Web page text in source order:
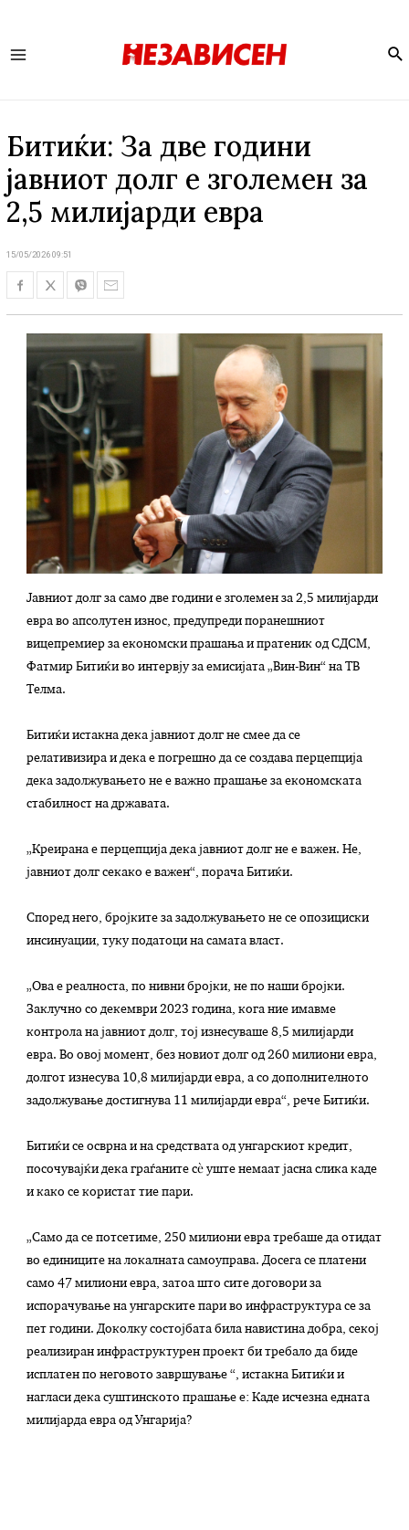
Битиќи: За две години
јавниот долг е зголемен за
2,5 милијарди евра
15/05/2026 09:51
Јавниот долг за само две години е зголемен за 2,5 милијарди
евра во апсолутен износ, предупреди поранешниот
вицепремиер за економски прашања и пратеник од СДСМ,
Фатмир Битиќи во интервју за емисијата „Вин-Вин“ на ТВ
Телма.
Битиќи истакна дека јавниот долг не смее да се
релативизира и дека е погрешно да се создава перцепција
дека задолжувањето не е важно прашање за економската
стабилност на државата.
„Креирана е перцепција дека јавниот долг не е важен. Не,
јавниот долг секако е важен“, порача Битиќи.
Според него, бројките за задолжувањето не се опозициски
инсинуации, туку податоци на самата власт.
„Ова е реалноста, по нивни бројки, не по наши бројки.
Заклучно со декември 2023 година, кога ние имавме
контрола на јавниот долг, тој изнесуваше 8,5 милијарди
евра. Во овој момент, без новиот долг од 260 милиони евра,
долгот изнесува 10,8 милијарди евра, а со дополнителното
задолжување достигнува 11 милијарди евра“, рече Битиќи.
Битиќи се осврна и на средствата од унгарскиот кредит,
посочувајќи дека граѓаните сè уште немаат јасна слика каде
и како се користат тие пари.
„Само да се потсетиме, 250 милиони евра требаше да отидат
во единиците на локалната самоуправа. Досега се платени
само 47 милиони евра, затоа што сите договори за
испорачување на унгарските пари во инфраструктура се за
пет години. Доколку состојбата била навистина добра, секој
реализиран инфраструктурен проект би требало да биде
исплатен по неговото завршување “, истакна Битиќи и
нагласи дека суштинското прашање е: Каде исчезна едната
милијарда евра од Унгарија?